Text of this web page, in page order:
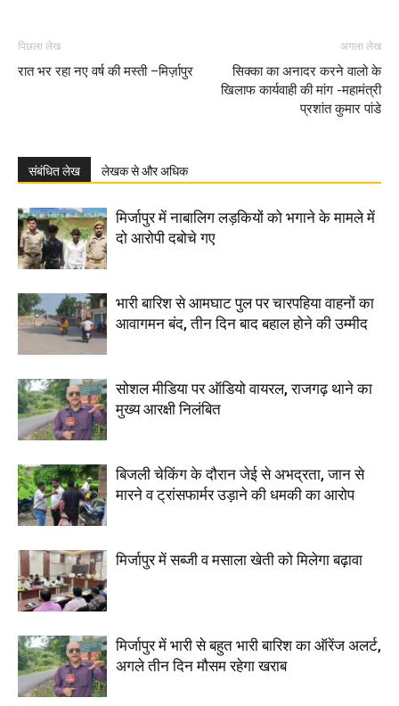
पिछला लेख
रात भर रहा नए वर्ष की मस्ती –मिर्ज़ापुर
अगला लेख
सिक्का का अनादर करने वालो के
खिलाफ कार्यवाही की मांग -महामंत्री
प्रशांत कुमार पांडे
संबंधित लेख लेखक से और अधिक
मिर्जापुर में नाबालिग लड़कियों को भगाने के मामले में
दो आरोपी दबोचे गए
भारी बारिश से आमघाट पुल पर चारपहिया वाहनों का
आवागमन बंद, तीन दिन बाद बहाल होने की उम्मीद
सोशल मीडिया पर ऑडियो वायरल, राजगढ़ थाने का
मुख्य आरक्षी निलंबित
बिजली चेकिंग के दौरान जेई से अभद्रता, जान से
मारने व ट्रांसफार्मर उड़ाने की धमकी का आरोप
मिर्जापुर में सब्जी व मसाला खेती को मिलेगा बढ़ावा
मिर्जापुर में भारी से बहुत भारी बारिश का ऑरेंज अलर्ट,
अगले तीन दिन मौसम रहेगा खराब